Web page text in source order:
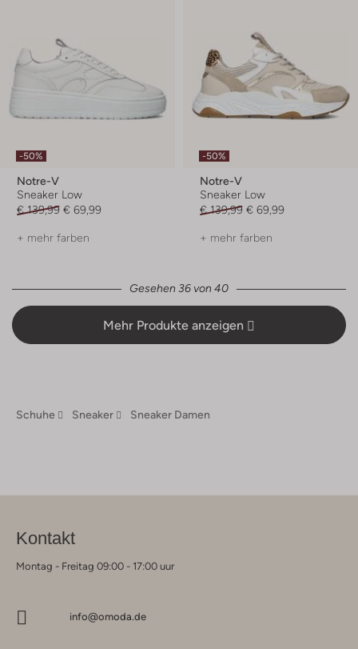
-50%
Notre-V
Sneaker Low
€ 139,99 € 69,99
+ mehr farben
-50%
Notre-V
Sneaker Low
€ 139,99 € 69,99
+ mehr farben
Gesehen 36 von 40
Mehr Produkte anzeigen
Schuhe Sneaker Sneaker Damen
Kontakt
Montag - Freitag 09:00 - 17:00 uur
info@omoda.de